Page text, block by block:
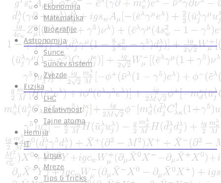
Ekonomija
Matematika
Biografije
Astronomija
Sunce
Sunčev sistem
Zvezde
Fizika
LHC
Relativnost
Tajne atoma
Hemija
IT
Linux
Mreze
Tips & Tricks